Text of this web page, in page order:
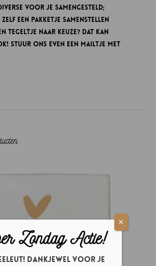
voor je samengesteld;
Zelf een pakketje samenstellen
tegeltje naar keuze? Dat kan
Stuur ons even een mailtje met
Zondag Actie!
Dankjewel voor je
×